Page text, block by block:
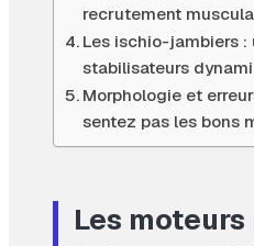
recrutement
Les ischio-jambiers :
stabilisateurs
Morphologie et
sentez pas les bons
Les